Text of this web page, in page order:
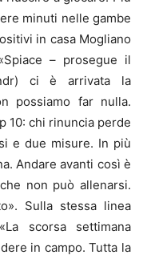
minuti nelle gambe
in casa Mogliano
– prosegue il
ci è arrivata la
possiamo far nulla.
10: chi rinuncia perde
e due misure. In più
Andare avanti così è
non può allenarsi.
Sulla stessa linea
scorsa settimana
in campo. Tutta la